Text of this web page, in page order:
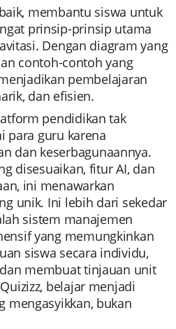
membantu siswa untuk
prinsip-prinsip utama
Dengan diagram yang
contoh-contoh yang
pembelajaran
dan efisien.
pendidikan tak
para guru karena
dan keserbagunaannya.
disesuaikan, fitur AI, dan
ini menawarkan
unik. Ini lebih dari sekedar
sistem manajemen
yang memungkinkan
siswa secara individu,
membuat tinjauan unit
belajar menjadi
mengasyikkan, bukan